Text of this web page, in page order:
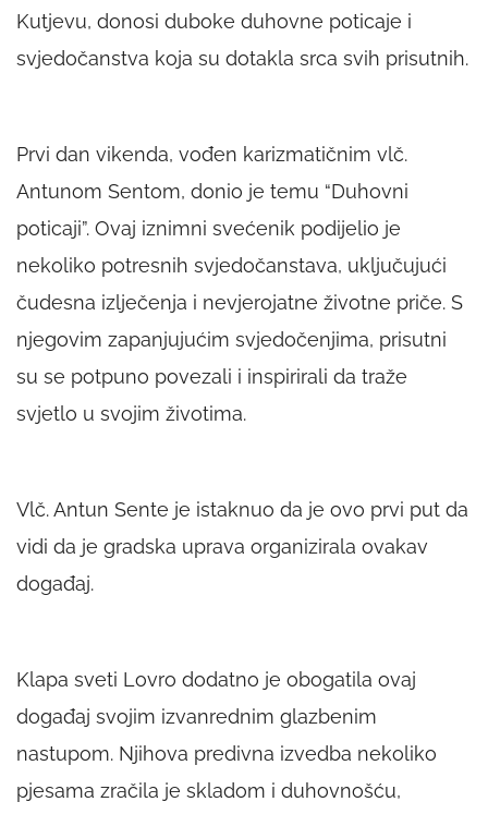
Kutjevu, donosi duboke duhovne poticaje i
svjedočanstva koja su dotakla srca svih prisutnih.
Prvi dan vikenda, vođen karizmatičnim vlč.
Antunom Sentom, donio je temu “Duhovni
poticaji”. Ovaj iznimni svećenik podijelio je
nekoliko potresnih svjedočanstava, uključujući
čudesna izlječenja i nevjerojatne životne priče. S
njegovim zapanjujućim svjedočenjima, prisutni
su se potpuno povezali i inspirirali da traže
svjetlo u svojim životima.
Vlč. Antun Sente je istaknuo da je ovo prvi put da
vidi da je gradska uprava organizirala ovakav
događaj.
Klapa sveti Lovro dodatno je obogatila ovaj
događaj svojim izvanrednim glazbenim
nastupom. Njihova predivna izvedba nekoliko
pjesama zračila je skladom i duhovnošću,